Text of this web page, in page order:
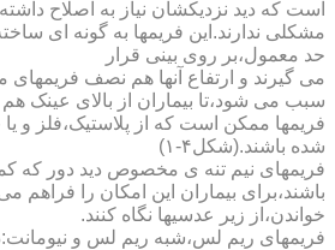
است که دید نزدیکشان نیاز به اصلاح
مشکلی ندارند.این فریمها به گونه ای
حد معمول،بر روی بینی قرار
می گیرند و ارتفاع آنها هم نصف
سبب می شود،تا بیماران از بالای عینک هم
فریمها ممکن است که از پلاستیک،فلز و
شده باشند.(شکل۴-۱)
فریمهای نیم تنه ی مخصوص دید دور که
باشند،برای بیماران این امکان را فراهم
خواندن،از زیر عدسیها نگاه کنند.
فریمهای ریم لس،شبه ریم لس و